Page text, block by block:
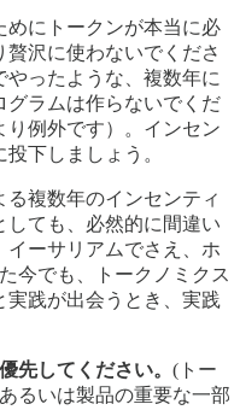
めにトークンが本当に必
沢に使わないでくださ
ったような、複数年に
グラムは作らないでくだ
り例外です）。インセン
下しましょう。
複数年のインセンティ
しても、必然的に間違い
イーサリアムでさえ、ホ
今でも、トークノミクス
実践が出会うとき、実践
先してください。 (トー
るいは製品の重要な一部